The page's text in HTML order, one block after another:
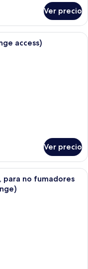
Ver precio
de hotel con dos
access)
Ver precio
de hotel con una
para no fumadores